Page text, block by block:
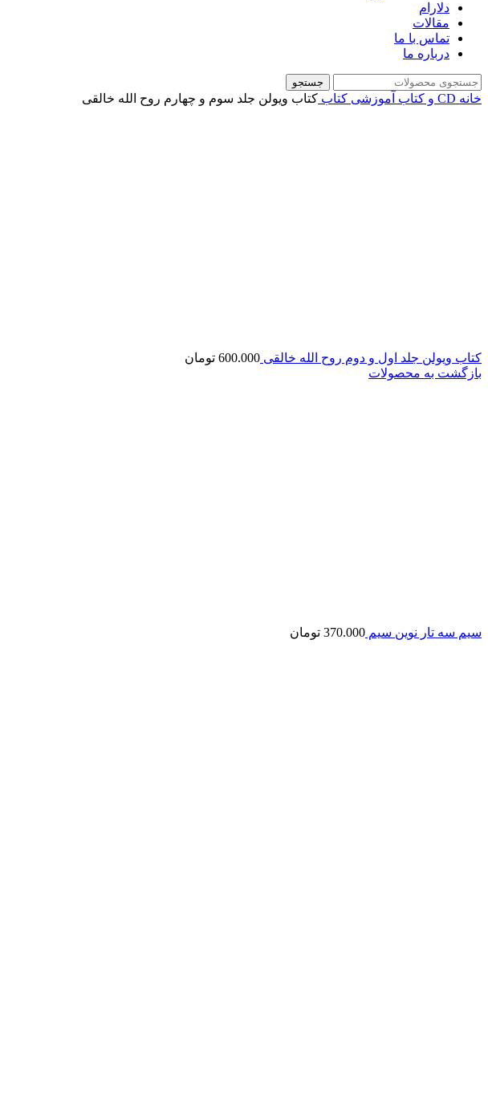
دلارام
مقالات
تماس با ما
درباره ما
جستجو
خانه CD و کتاب آموزشی کتاب کتاب ویولن جلد سوم و چهارم روح الله خالقی
کتاب ویولن جلد اول و دوم روح الله خالقی 600.000 تومان
بازگشت به محصولات
سیم سه تار نوین سیم 370.000 تومان